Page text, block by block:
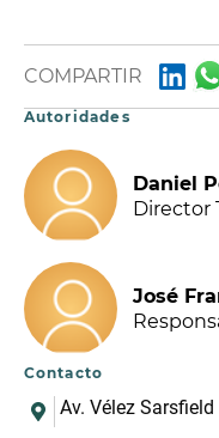
COMPARTIR
Autoridades
Daniel
Director
José
Contacto
Av. Vélez Sarsfield